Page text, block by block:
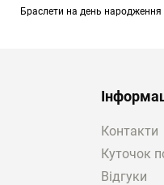
Браслети на день народження
Контакти
Куточок
Відгуки